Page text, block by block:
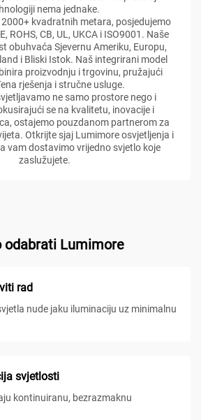
nema jednake.
kvadratnih metara, posjedujemo
ROHS, CB, UL, UKCA i ISO9001. Naše
obuhvaća Sjevernu Ameriku, Europu,
i Bliski Istok. Naš integrirani model
proizvodnju i trgovinu, pružajući
rješenja i stručne usluge.
ne samo prostore nego i
se na kvalitetu, inovacije i
ostajemo pouzdanom partnerom za
Otkrijte sjaj Lumimore osvjetljenja i
vam dostavimo vrijedno svjetlo koje
zaslužujete.
odabrati Lumimore
rad
nude jaku iluminaciju uz minimalnu
svjetlosti
kontinuiranu, bezrazmaknu